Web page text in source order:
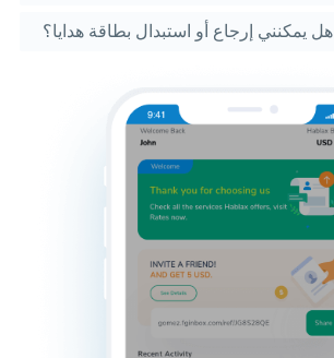
هل يمكنني إرجاع أو استبدال بطاقة هدايا؟